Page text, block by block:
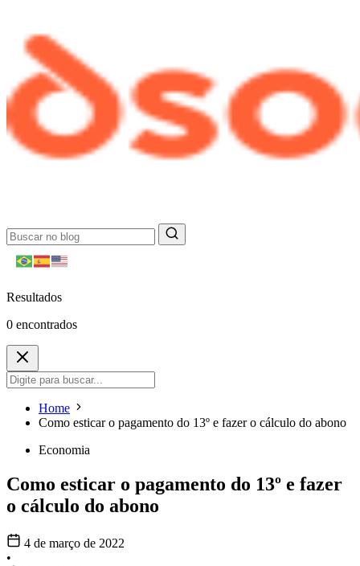
Resultados
0 encontrados
Home
Como esticar o pagamento do 13º e fazer o cálculo do abono
Economia
Como esticar o pagamento do 13º e fazer
o cálculo do abono
4 de março de 2022
•